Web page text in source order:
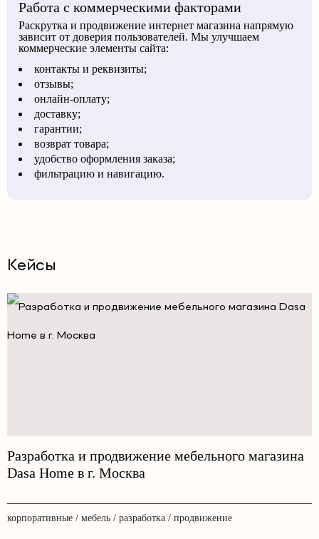
Работа с коммерческими факторами
Раскрутка и продвижение интернет магазина напрямую
зависит от доверия пользователей. Мы улучшаем
коммерческие элементы сайта:
контакты и реквизиты;
отзывы;
онлайн-оплату;
доставку;
гарантии;
возврат товара;
удобство оформления заказа;
фильтрацию и навигацию.
Кейсы
Разработка и продвижение мебельного магазина
Dasa Home в г. Москва
корпоративные / мебель / разработка / продвижение